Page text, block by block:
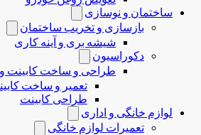
ساختمان و نوسازی
بازسازی و تخریب ساختمان
شیشه بری و آینه کاری
دکوراسیون
طراحی و ساخت کابینت و
تعمیر و ساخت
طراحی کابینت
لوازم خانگی و اداری
تعمیرات لوازم خانگی